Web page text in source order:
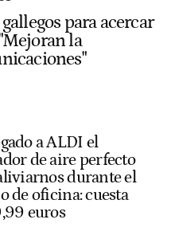
para acercar
la
a ALDI el
de aire perfecto
durante el
de oficina: cuesta
euros